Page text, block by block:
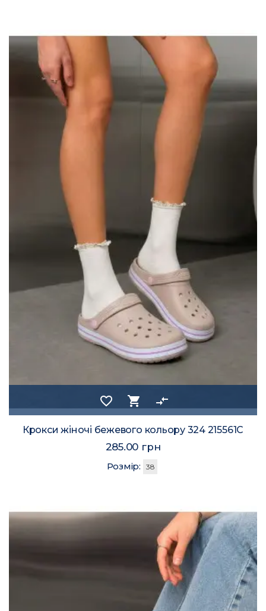
favorite_border shopping_cart compare_arrows
Крокси жіночі бежевого кольору 324 215561C
285.00 грн
Розмір: 38